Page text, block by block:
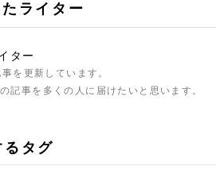
ライター
ター
を更新しています。
記事を多くの人に届けたいと思います。
るタグ